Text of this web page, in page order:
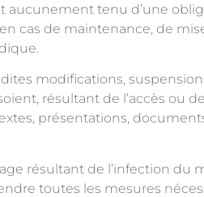
tenu d’une
cas de maintenance, de
modifications,
résultant de l’accès ou
présentations,
résultant de l’infection du
toutes les mesures